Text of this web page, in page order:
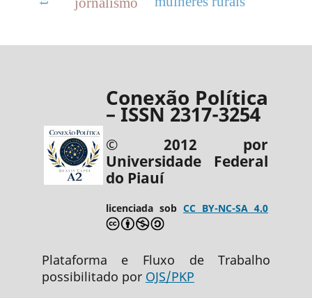
Conexão Política
– ISSN 2317-3254
© 2012 por
Universidade Federal
do Piauí
licenciada sob CC BY-NC-SA 4.0
Plataforma e Fluxo de Trabalho
possibilitado por OJS/PKP